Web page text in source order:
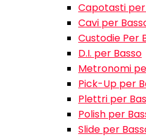
Capotasti per
Cavi per
Custodie Per
D.I. per Basso
Metronomi
Pick-Up per
Plettri per
Polish per
Slide per